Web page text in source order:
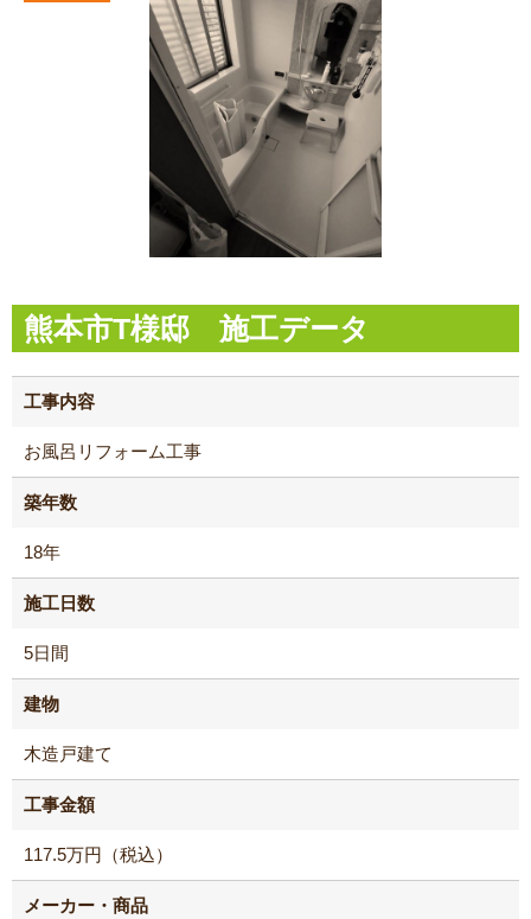
熊本市T様邸 施工データ
工事内容
お風呂リフォーム工事
築年数
18年
施工日数
5日間
建物
木造戸建て
工事金額
117.5万円（税込）
メーカー・商品